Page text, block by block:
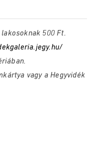
500 Ft.
vagy a Hegyvidék